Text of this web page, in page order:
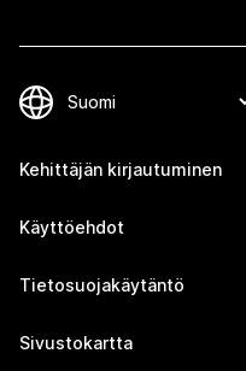
Kehittäjän kirjautuminen
Käyttöehdot
Tietosuojakäytäntö
Sivustokartta